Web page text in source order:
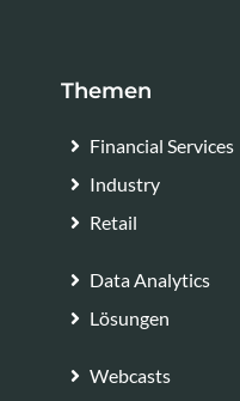
Themen
Financial Services
Industry
Retail
Data Analytics
Lösungen
Webcasts